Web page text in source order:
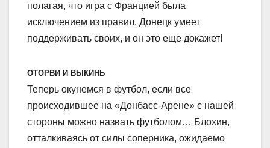
полагая, что игра с Францией была
исключением из правил. Донецк умеет
поддерживать своих, и он это еще докажет!
ОТОРВИ И ВЫКИНЬ
Теперь окунемся в футбол, если все
происходившее на «Донбасс-Арене» с нашей
стороны можно назвать футболом… Блохин,
отталкиваясь от силы соперника, ожидаемо